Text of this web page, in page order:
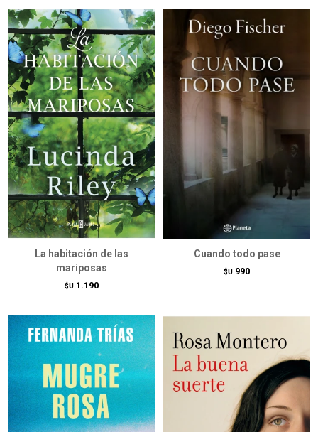
La habitación de las
mariposas
$U 1.190
Cuando todo pase
$U 990